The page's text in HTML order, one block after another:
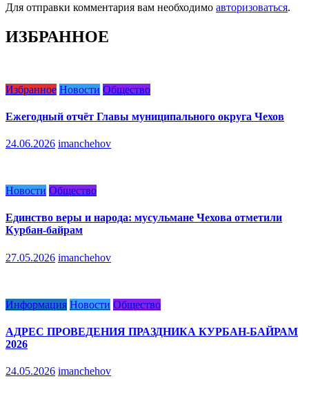
Для отправки комментария вам необходимо авторизоваться.
ИЗБРАННОЕ
Избранное Новости Общество
Ежегодный отчёт Главы муниципального округа Чехов
24.06.2026 imanchehov
Новости Общество
Единство веры и народа: мусульмане Чехова отметили
Курбан-байрам
27.05.2026 imanchehov
Информация Новости Общество
АДРЕС ПРОВЕДЕНИЯ ПРАЗДНИКА КУРБАН-БАЙРАМ
2026
24.05.2026 imanchehov